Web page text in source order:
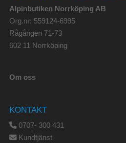
Alpinbutiken Norrköping AB
Org.nr: 559124-6995
Rågången 71-73
602 11 Norrköping
Om oss
KONTAKT
0707- 300 431
Kundtjänst